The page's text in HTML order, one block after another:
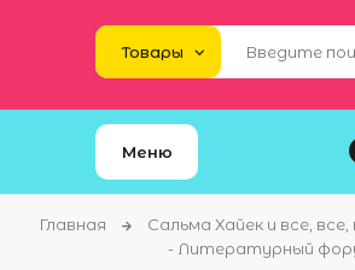
Меню
Главная
Сальма Хайек и все,
- Литературный